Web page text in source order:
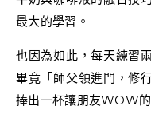
最大的學習。
也因為如此，每天練習
畢竟「師父領進門，修
捧出一杯讓朋友WOW的